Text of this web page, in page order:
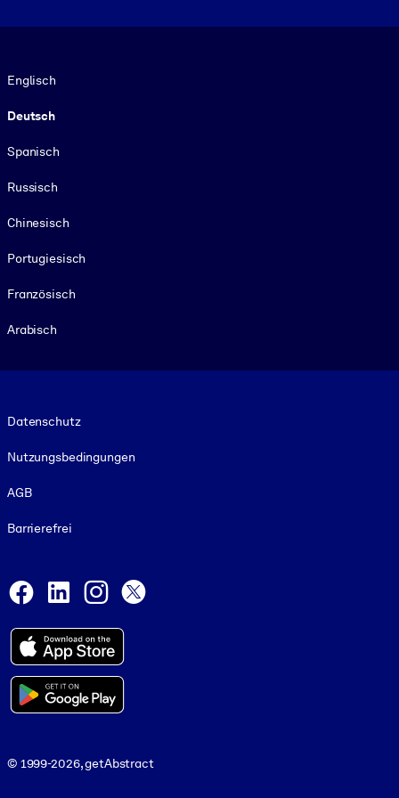
Englisch
Deutsch
Spanisch
Russisch
Chinesisch
Portugiesisch
Französisch
Arabisch
Datenschutz
Nutzungsbedingungen
AGB
Barrierefrei
Facebook
LinkedInInstagram
© 1999-2026, getAbstract